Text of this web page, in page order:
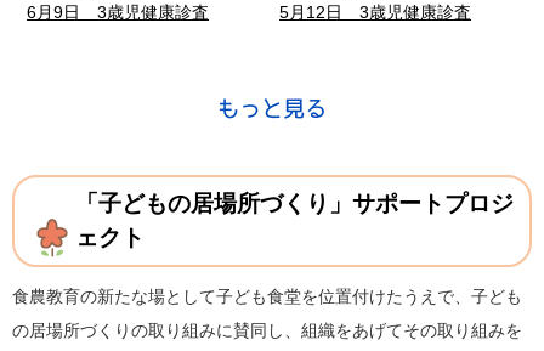
6月9日 3歳児健康診査 5月12日 3歳児健康診査
「子どもの居場所づくり」サポートプロジ
ェクト
食農教育の新たな場として子ども食堂を位置付けたうえで、子ども
の居場所づくりの取り組みに賛同し、組織をあげてその取り組みを